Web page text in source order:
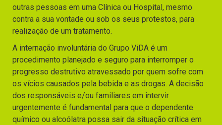
outras pessoas em uma Clínica ou Hospital, mesmo
contra a sua vontade ou sob os seus protestos, para
realização de um tratamento.
A internação involuntária do Grupo ViDA é um
procedimento planejado e seguro para interromper o
progresso destrutivo atravessado por quem sofre com
os vícios causados pela bebida e as drogas. A decisão
dos responsáveis e/ou familiares em intervir
urgentemente é fundamental para que o dependente
químico ou alcoólatra possa sair da situação crítica em